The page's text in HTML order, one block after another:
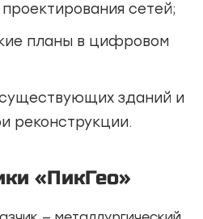
сетей;
планы в цифровом
зданий и
реконструкции.
«ПикГео»